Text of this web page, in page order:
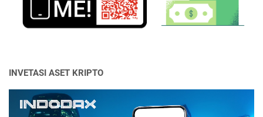
INVETASI ASET KRIPTO